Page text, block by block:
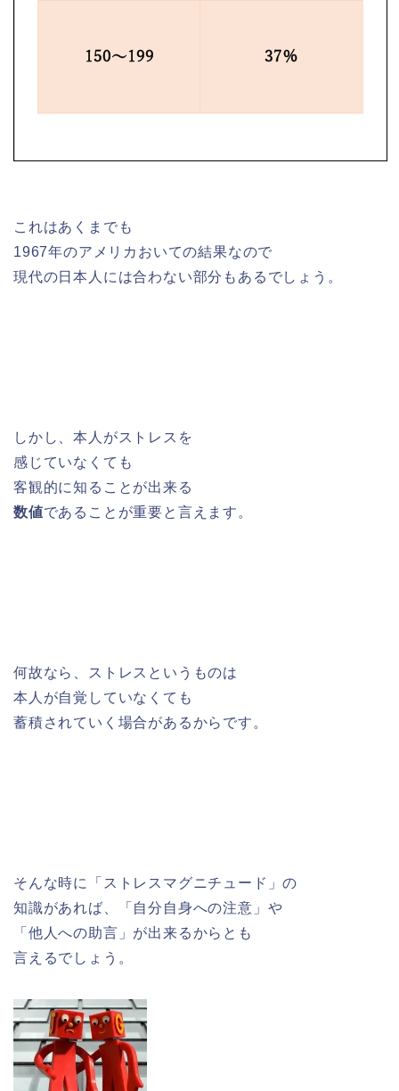
これはあくまでも
1967年のアメリカおいての結果なので
現代の日本人には合わない部分もあるでしょう。
しかし、本人がストレスを
感じていなくても
客観的に知ることが出来る
数値であることが重要と言えます。
何故なら、ストレスというものは
本人が自覚していなくても
蓄積されていく場合があるからです。
そんな時に「ストレスマグニチュード」の
知識があれば、「自分自身への注意」や
「他人への助言」が出来るからとも
言えるでしょう。